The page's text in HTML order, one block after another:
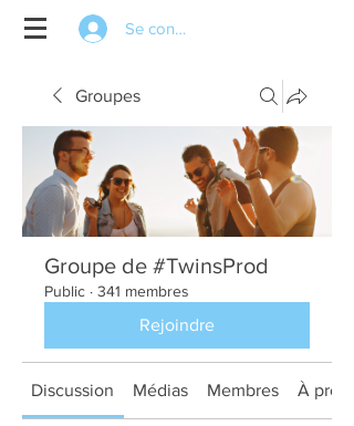
Se connecter
Groupes
Groupe de #TwinsProd
Public · 341 membres
Rejoindre
Discussion Médias Membres À